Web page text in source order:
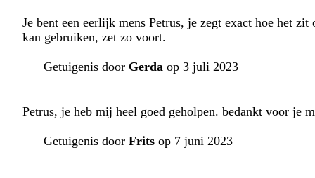
Je bent een eerlijk mens Petrus, je zegt exact hoe het
kan gebruiken, zet zo voort.
Getuigenis door Gerda op 3 juli 2023
Petrus, je heb mij heel goed geholpen. bedankt voor je
Getuigenis door Frits op 7 juni 2023